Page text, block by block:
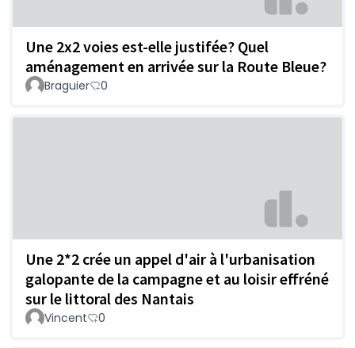
Une 2x2 voies est-elle justifée? Quel
aménagement en arrivée sur la Route Bleue?
Braguier 0
Une 2*2 crée un appel d'air à l'urbanisation
galopante de la campagne et au loisir effréné
sur le littoral des Nantais
Vincent 0